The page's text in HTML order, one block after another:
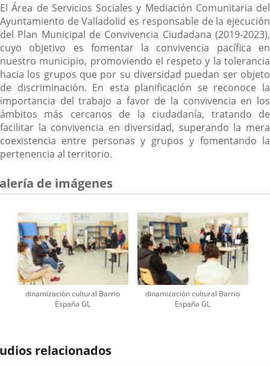
El Área de Servicios Sociales y Mediación Comunitaria del
Ayuntamiento de Valladolid es responsable de la ejecución
del Plan Municipal de Convivencia Ciudadana (2019-2023),
cuyo objetivo es fomentar la convivencia pacífica en
nuestro municipio, promoviendo el respeto y la tolerancia
hacia los grupos que por su diversidad puedan ser objeto
de discriminación. En esta planificación se reconoce la
importancia del trabajo a favor de la convivencia en los
ámbitos más cercanos de la ciudadanía, tratando de
facilitar la convivencia en diversidad, superando la mera
coexistencia entre personas y grupos y fomentando la
pertenencia al territorio.
de imágenes
dinamización cultural Barrio
España GL
dinamización cultural Barrio
España GL
relacionados